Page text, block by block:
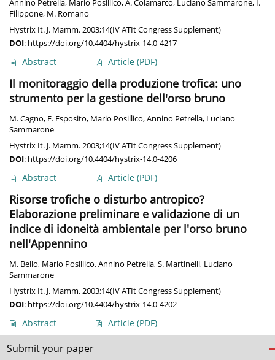
Annino Petrella, Mario Posillico,A. Colamarco, Luciano Sammarone, I.
Filippone, M. Romano
Hystrix It. J. Mamm. 2003;14(IV ATIt Congress Supplement)
DOI: https://doi.org/10.4404/hystrix-14.0-4217
Abstract Article (PDF)
Il monitoraggio della produzione trofica: uno
strumento per la gestione dell'orso bruno
M. Cagno, E. Esposito, Mario Posillico,Annino Petrella, Luciano
Sammarone
Hystrix It. J. Mamm. 2003;14(IV ATIt Congress Supplement)
DOI: https://doi.org/10.4404/hystrix-14.0-4206
Abstract Article (PDF)
Risorse trofiche o disturbo antropico?
Elaborazione preliminare e validazione di un
indice di idoneità ambientale per l'orso bruno
nell'Appennino
M. Bello, Mario Posillico,Annino Petrella,S. Martinelli, Luciano
Sammarone
Hystrix It. J. Mamm. 2003;14(IV ATIt Congress Supplement)
DOI: https://doi.org/10.4404/hystrix-14.0-4202
Abstract Article (PDF)
Submit your paper